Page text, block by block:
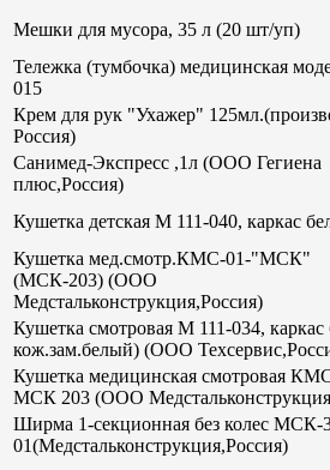
Мешки для мусора, 35 л (20 шт/уп)
Тележка (тумбочка) медицинская
015
Крем для рук "Ухажер"
Россия)
Санимед-Экспресс ,1л (ООО Гегиена
плюс,Россия)
Кушетка детская М 111-040, каркас
Кушетка мед.смотр.КМС-01-"МСК"
(МСК-203) (ООО
Медстальконструкция,Россия)
Кушетка смотровая М 111-034,
кож.зам.белый) (ООО
Кушетка медицинская смотровая
МСК 203 (ООО
Ширма 1-секционная без колес МСК-
01(Медстальконструкция,Россия)